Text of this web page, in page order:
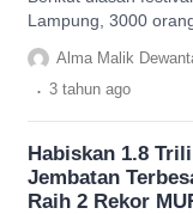
Lampung, 3000
harus menggunakan
acara hingga
Alma Malik
. 3 tahun ago
Habiskan 1.8
Jembatan
Raih 2 Rekor